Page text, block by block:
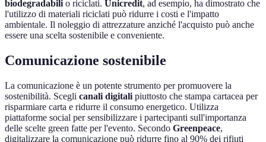
biodegradabilio riciclati. Unicredit, ad esempio, ha dimostrato che
l'utilizzo di materiali riciclati può ridurre i costi e l'impatto
ambientale. Il noleggio di attrezzature anziché l'acquisto può anche
essere una scelta sostenibile e conveniente.
Comunicazione sostenibile
La comunicazione è un potente strumento per promuovere la
sostenibilità. Scegli canali digitali piuttosto che stampa cartacea per
risparmiare carta e ridurre il consumo energetico. Utilizza
piattaforme social per sensibilizzare i partecipanti sull'importanza
delle scelte green fatte per l'evento. Secondo Greenpeace,
digitalizzare la comunicazione può ridurre fino al 90% dei rifiuti